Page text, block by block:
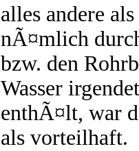
alles andere
nÃ¤mlich
bzw. den
Wasser
enthÃ¤lt, war
als vorteilhaft.